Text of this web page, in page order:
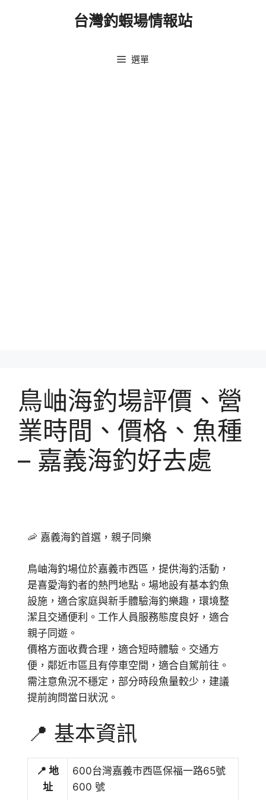
台灣釣蝦場情報站
選單
鳥岫海釣場評價、營
業時間、價格、魚種
– 嘉義海釣好去處
🦐 嘉義海釣首選，親子同樂
鳥岫海釣場位於嘉義市西區，提供海釣活動，
是喜愛海釣者的熱門地點。場地設有基本釣魚
設施，適合家庭與新手體驗海釣樂趣，環境整
潔且交通便利。工作人員服務態度良好，適合
親子同遊。
價格方面收費合理，適合短時體驗。交通方
便，鄰近市區且有停車空間，適合自駕前往。
需注意魚況不穩定，部分時段魚量較少，建議
提前詢問當日狀況。
📍 基本資訊
📍 地
址
600台灣嘉義市西區保福一路65號
600 號